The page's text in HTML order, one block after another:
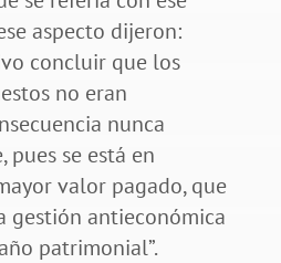
aspecto dijeron:
concluir que los
no eran
nunca
pues se está en
valor pagado, que
gestión antieconómica
patrimonial”.